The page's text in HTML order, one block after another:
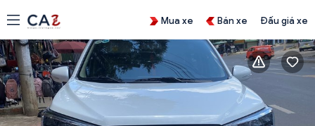
Mua xe Bán xe Đấu giá xe